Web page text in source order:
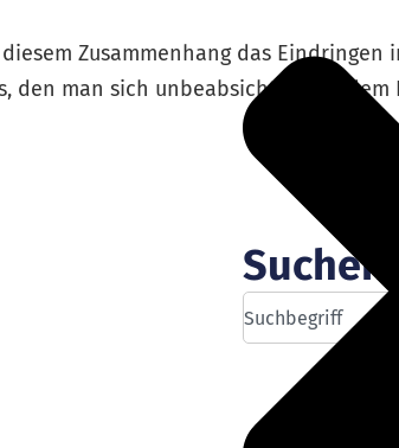
Zusammenhang das
den man sich unbeabsichtigt aus dem
Suchen